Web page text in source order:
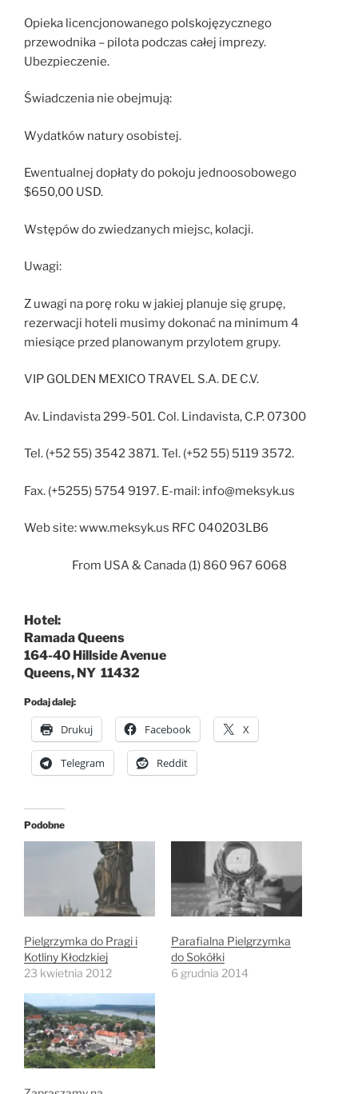
Opieka licencjonowanego polskojęzycznego
przewodnika – pilota podczas całej imprezy.
Ubezpieczenie.
Świadczenia nie obejmują:
Wydatków natury osobistej.
Ewentualnej dopłaty do pokoju jednoosobowego
$650,00 USD.
Wstępów do zwiedzanych miejsc, kolacji.
Uwagi:
Z uwagi na porę roku w jakiej planuje się grupę,
rezerwacji hoteli musimy dokonać na minimum 4
miesiące przed planowanym przylotem grupy.
VIP GOLDEN MEXICO TRAVEL S.A. DE C.V.
Av. Lindavista 299-501. Col. Lindavista, C.P. 07300
Tel. (+52 55) 3542 3871. Tel. (+52 55) 5119 3572.
Fax. (+5255) 5754 9197. E-mail: info@meksyk.us
Web site: www.meksyk.us RFC 040203LB6
From USA & Canada (1) 860 967 6068
Hotel:
Ramada Queens
164-40 Hillside Avenue
Queens, NY 11432
Podaj dalej:
Drukuj Facebook X
Telegram Reddit
Podobne
Pielgrzymka do Pragi i
Kotliny Kłodzkiej
23 kwietnia 2012
Parafialna Pielgrzymka
do Sokółki
6 grudnia 2014